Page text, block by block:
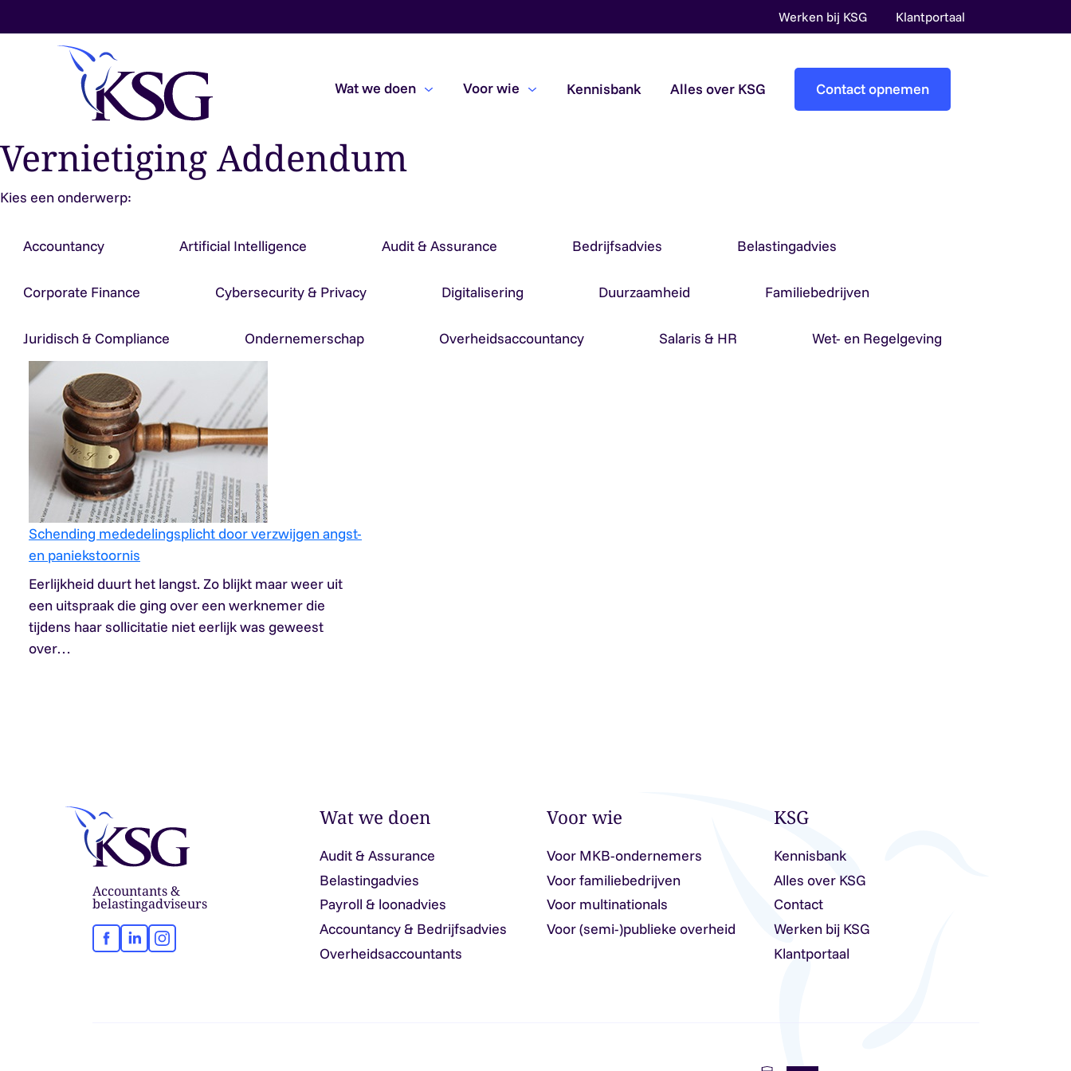
Werken bij KSG Klantportaal
Wat we doen
Audit & Assurance
Accountancy & Bedrijfsadvies
Overheidsaccountants
Voor wie Kennisbank Alles over KSG Contact opnemen
Vernietiging Addendum
Kies een onderwerp:
Accountancy Artificial Intelligence Audit & Assurance Bedrijfsadvies Belastingadvies
Corporate Finance Cybersecurity & Privacy Digitalisering Duurzaamheid Familiebedrijven
Juridisch & Compliance Ondernemerschap Overheidsaccountancy Salaris & HR Wet- en Regelgeving
Schending mededelingsplicht door verzwijgen angst-
en paniekstoornis
Eerlijkheid duurt het langst. Zo blijkt maar weer uit
een uitspraak die ging over een werknemer die
tijdens haar sollicitatie niet eerlijk was geweest
over…
Accountants &
belastingadviseurs
FacebookLinkedInInstagram
Wat we doen
Audit & Assurance
Belastingadvies
Payroll & loonadvies
Accountancy & Bedrijfsadvies
Overheidsaccountants
Voor wie
Voor MKB-ondernemers
Voor familiebedrijven
Voor multinationals
Voor (semi-)publieke overheid
KSG
Kennisbank
Alles over KSG
Contact
Werken bij KSG
Klantportaal